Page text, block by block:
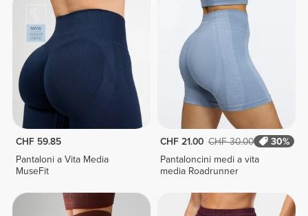
CHF 59.85
Pantaloni a Vita Media
MuseFit
CHF 21.00 CHF 30.00
30%
Pantaloncini medi a vita
media Roadrunner